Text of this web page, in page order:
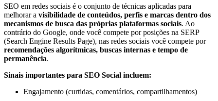
SEO em redes sociais é o conjunto de técnicas aplicadas para
melhorar a visibilidade de conteúdos, perfis e marcas dentro dos
mecanismos de busca das próprias plataformas sociais. Ao
contrário do Google, onde você compete por posições na SERP
(Search Engine Results Page), nas redes sociais você compete por
recomendações algorítmicas, buscas internas e tempo de
permanência.
Sinais importantes para SEO Social incluem:
Engajamento (curtidas, comentários, compartilhamentos)